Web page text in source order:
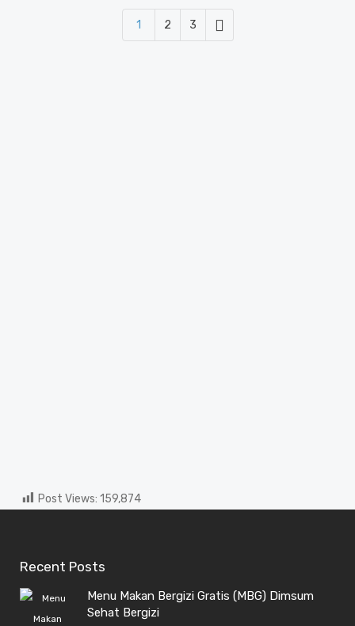
1 2 3
Post Views: 159,874
Recent Posts
Menu Makan Bergizi Gratis (MBG) Dimsum
Sehat Bergizi